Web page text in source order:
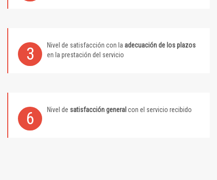
3 Nivel de satisfacción con la adecuación de los plazos
en la prestación del servicio
6 Nivel de satisfacción general con el servicio recibido